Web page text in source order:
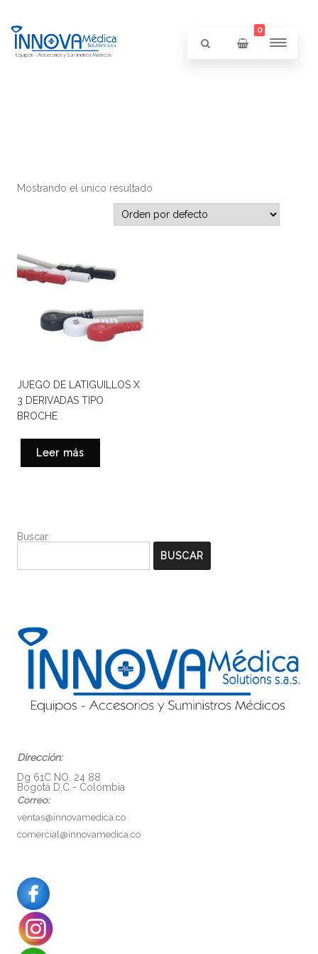
0
Mostrando el único resultado
JUEGO DE LATIGUILLOS X
3 DERIVADAS TIPO
BROCHE
Leer más
Buscar
BUSCAR
Dirección:
Dg 61C NO. 24 88
Bogotá D.C - Colombia
Correo:
ventas@innovamedica.co
comercial@innovamedica.co